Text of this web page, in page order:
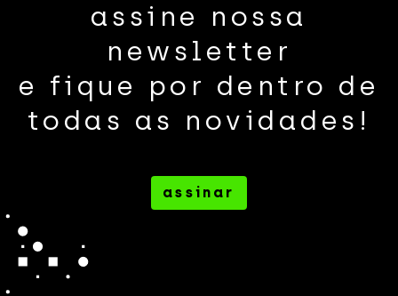
assine nossa
newsletter
e fique por dentro de
todas as novidades!
assinar